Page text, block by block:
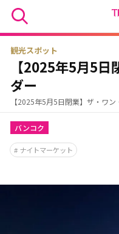
観光スポット
【2025年5月5
ダー
【2025年5月5日閉業】ザ・ワ
バンコク
ナイトマーケット